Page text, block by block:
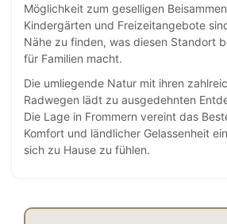
Möglichkeit zum geselligen
Kindergärten und Freizeitangebote
Nähe zu finden, was diesen Standort
für Familien macht.
Die umliegende Natur mit ihren
Radwegen lädt zu ausgedehnten
Die Lage in Frommern vereint das
Komfort und ländlicher Gelassenheit
sich zu Hause zu fühlen.